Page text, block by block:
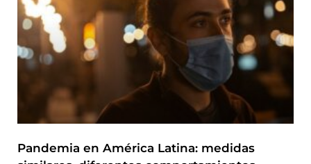
Pandemia en América Latina: medidas